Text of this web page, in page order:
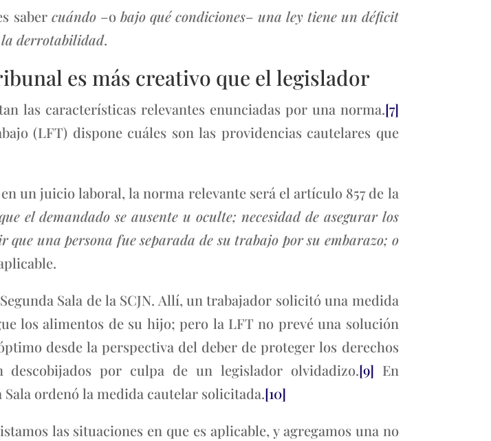
saber cuándo–o bajo qué condiciones– una ley tiene un déficit
la derrotabilidad.
es más creativo que el legislador
las características relevantes enunciadas por una norma.[7]
(LFT) dispone cuáles son las providencias cautelares que
un juicio laboral, la norma relevante será el artículo 857 de la
el demandado se ausente u oculte; necesidad de asegurar los
una persona fue separada de su trabajo por su embarazo; o
Sala de la SCJN. Allí, un trabajador solicitó una medida
los alimentos de su hijo; pero la LFT no prevé una solución
desde la perspectiva del deber de proteger los derechos
por culpa de un legislador olvidadizo.[9] En
Sala ordenó la medida cautelar solicitada.[10]
las situaciones en que es aplicable, y agregamos una no